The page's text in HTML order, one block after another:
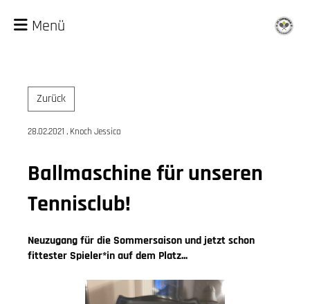
Menü
Zurück
28.02.2021 , Knoch Jessica
Ballmaschine für unseren
Tennisclub!
Neuzugang für die Sommersaison und jetzt schon
fittester Spieler*in auf dem Platz...